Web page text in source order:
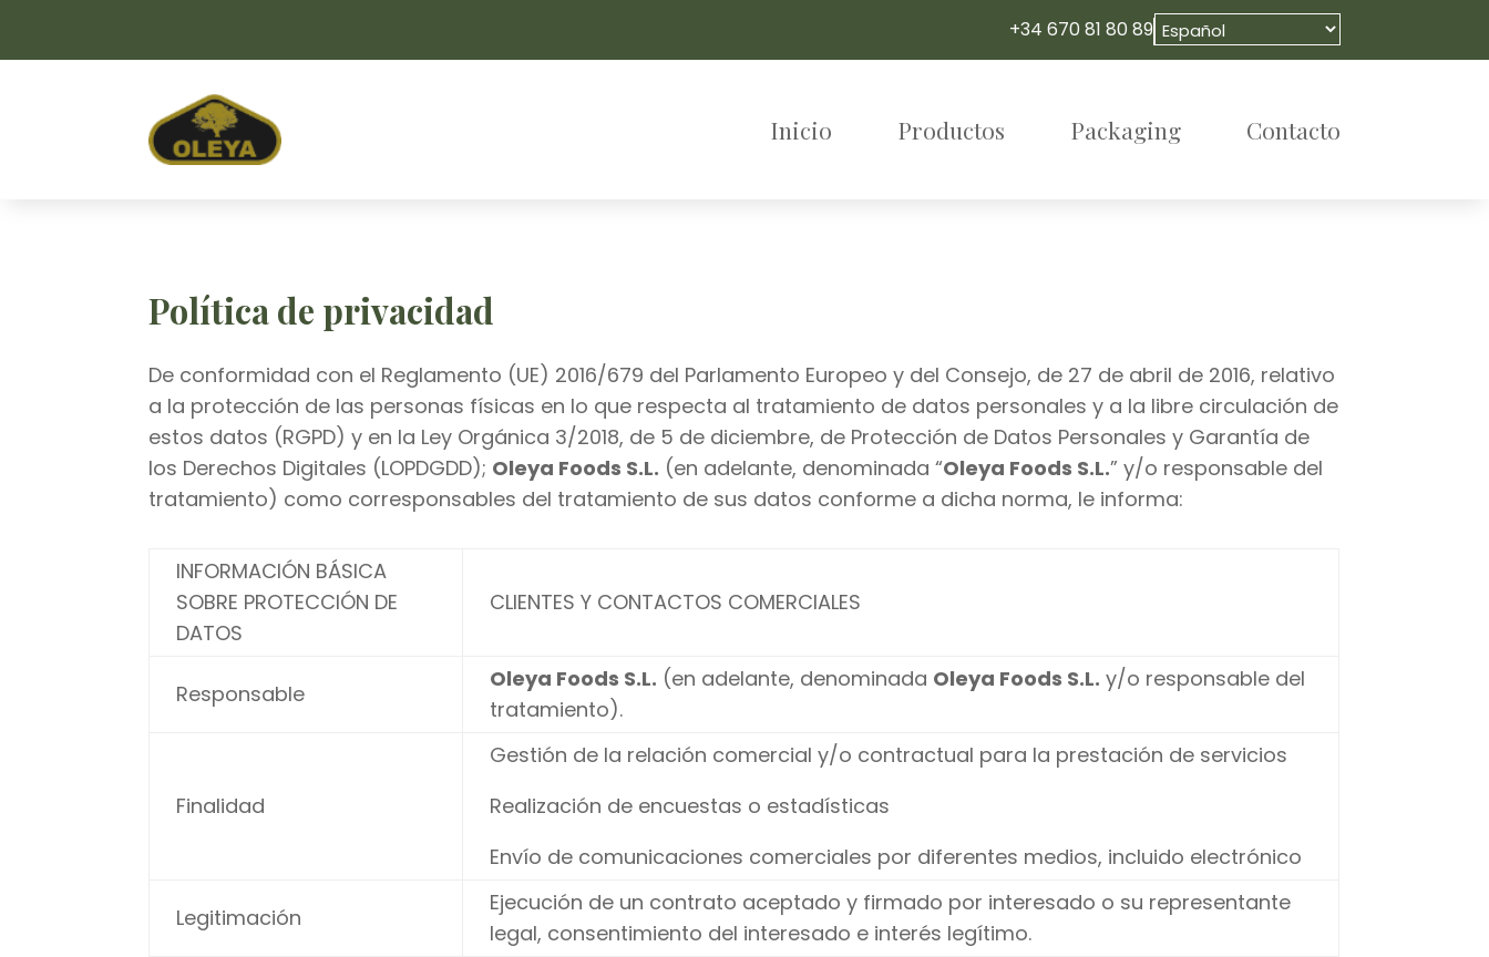
+34 670 81 80 89
Inicio Productos Packaging Contacto
Política de privacidad
De conformidad con el Reglamento (UE) 2016/679 del Parlamento Europeo y del Consejo, de 27 de abril de 2016, relativo
a la protección de las personas físicas en lo que respecta al tratamiento de datos personales y a la libre circulación de
estos datos (RGPD) y en la Ley Orgánica 3/2018, de 5 de diciembre, de Protección de Datos Personales y Garantía de
los Derechos Digitales (LOPDGDD); Oleya Foods S.L. (en adelante, denominada “Oleya Foods S.L.” y/o responsable del
tratamiento) como corresponsables del tratamiento de sus datos conforme a dicha norma, le informa:
INFORMACIÓN BÁSICA
SOBRE PROTECCIÓN DE
DATOS
CLIENTES Y CONTACTOS COMERCIALES
Responsable
Oleya Foods S.L. (en adelante, denominada Oleya Foods S.L. y/o responsable del
tratamiento).
Finalidad
Gestión de la relación comercial y/o contractual para la prestación de servicios
Realización de encuestas o estadísticas
Envío de comunicaciones comerciales por diferentes medios, incluido electrónico
Legitimación
Ejecución de un contrato aceptado y firmado por interesado o su representante
legal, consentimiento del interesado e interés legítimo.